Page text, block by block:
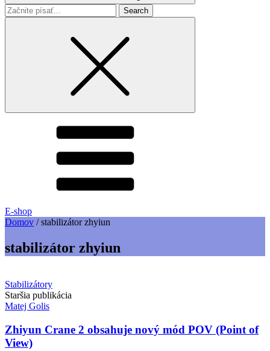
Search
for
E-shop
Domov /stabilizátor zhyiun
stabilizátor zhyiun
Stabilizátory
Staršia publikácia
Matej Golis
Zhiyun Crane 2 obsahuje nový mód POV (Point of
View)